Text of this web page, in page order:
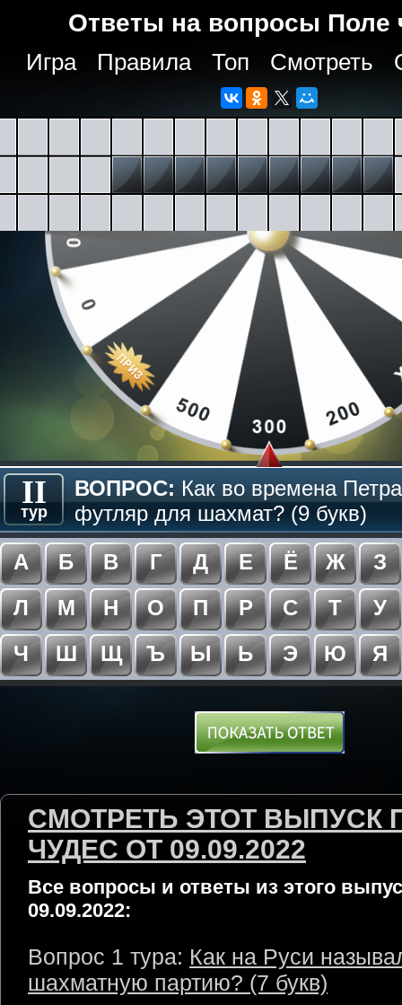
Ответы на вопросы Поле
Игра Правила Топ Смотреть
II
тур
ВОПРОС: Как во времена
футляр для шахмат? (9 букв)
А
Б В Г Д Е Ё Ж
З
Л
М Н О П Р С Т
У
Ч
Ш Щ Ъ Ы Ь Э Ю Я
СМОТРЕТЬ ЭТОТ ВЫПУСК
ЧУДЕС ОТ 09.09.2022
Все вопросы и ответы из этого
09.09.2022:
Вопрос 1 тура: Как на Руси
шахматную партию? (7 букв)